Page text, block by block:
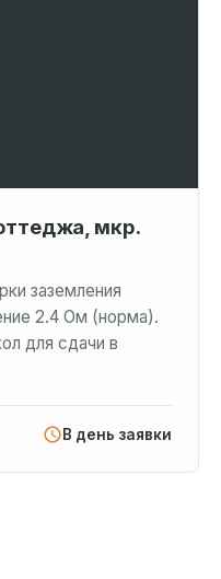
мкр.
заземления
2.4 Ом (норма).
для сдачи в
В день заявки